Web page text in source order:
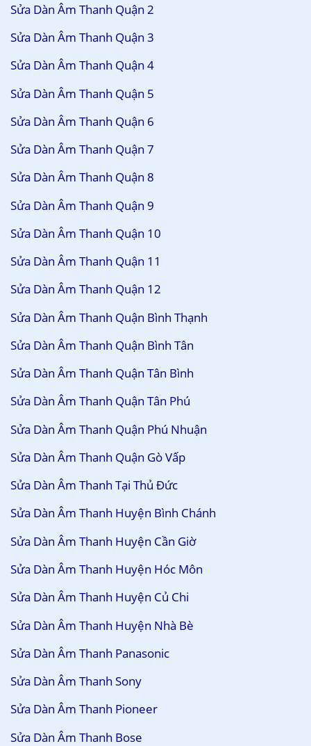
Sửa Dàn Âm Thanh Quận 2
Sửa Dàn Âm Thanh Quận 3
Sửa Dàn Âm Thanh Quận 4
Sửa Dàn Âm Thanh Quận 5
Sửa Dàn Âm Thanh Quận 6
Sửa Dàn Âm Thanh Quận 7
Sửa Dàn Âm Thanh Quận 8
Sửa Dàn Âm Thanh Quận 9
Sửa Dàn Âm Thanh Quận 10
Sửa Dàn Âm Thanh Quận 11
Sửa Dàn Âm Thanh Quận 12
Sửa Dàn Âm Thanh Quận Bình Thạnh
Sửa Dàn Âm Thanh Quận Bình Tân
Sửa Dàn Âm Thanh Quận Tân Bình
Sửa Dàn Âm Thanh Quận Tân Phú
Sửa Dàn Âm Thanh Quận Phú Nhuận
Sửa Dàn Âm Thanh Quận Gò Vấp
Sửa Dàn Âm Thanh Tại Thủ Đức
Sửa Dàn Âm Thanh Huyện Bình Chánh
Sửa Dàn Âm Thanh Huyện Cần Giờ
Sửa Dàn Âm Thanh Huyện Hóc Môn
Sửa Dàn Âm Thanh Huyện Củ Chi
Sửa Dàn Âm Thanh Huyện Nhà Bè
Sửa Dàn Âm Thanh Panasonic
Sửa Dàn Âm Thanh Sony
Sửa Dàn Âm Thanh Pioneer
Sửa Dàn Âm Thanh Bose